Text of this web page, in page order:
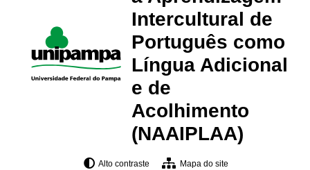
Intercultural de
Português como
Língua Adicional
e de
Acolhimento
(NAAIPLAA)
Alto contraste Mapa do site